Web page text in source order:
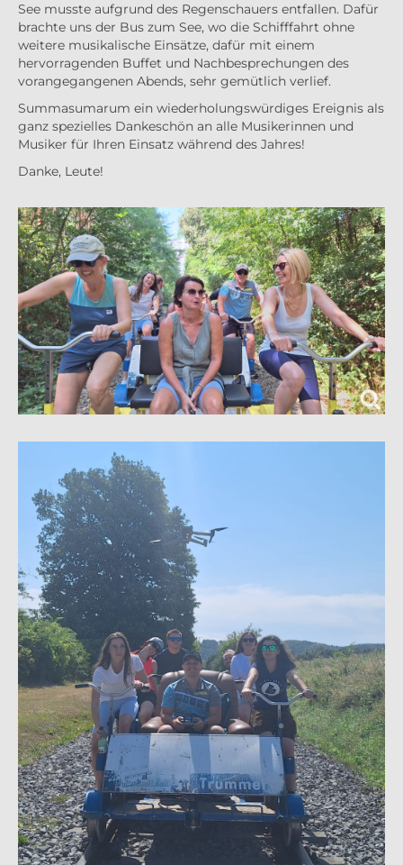
See musste aufgrund des Regenschauers entfallen. Dafür
brachte uns der Bus zum See, wo die Schifffahrt ohne
weitere musikalische Einsätze, dafür mit einem
hervorragenden Buffet und Nachbesprechungen des
vorangegangenen Abends, sehr gemütlich verlief.
Summasumarum ein wiederholungswürdiges Ereignis als
ganz spezielles Dankeschön an alle Musikerinnen und
Musiker für Ihren Einsatz während des Jahres!
Danke, Leute!